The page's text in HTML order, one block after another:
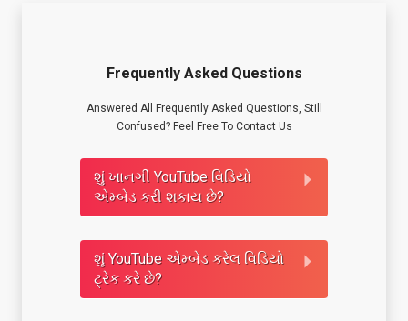
Frequently Asked Questions
Answered All Frequently Asked Questions, Still
Confused? Feel Free To Contact Us
શું ખાનગી YouTube વિડિયો
એમ્બેડ કરી શકાય છે?
શું YouTube એમ્બેડ કરેલ વિડિયો
ટ્રેક કરે છે?